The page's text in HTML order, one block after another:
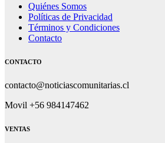
Quiénes Somos
Políticas de Privacidad
Términos y Condiciones
Contacto
CONTACTO
contacto@noticiascomunitarias.cl
Movil +56 984147462
VENTAS